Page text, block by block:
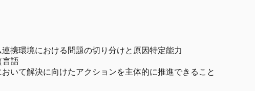
携環境における問題の切り分けと原因特定能力
言語
いて解決に向けたアクションを主体的に推進できること